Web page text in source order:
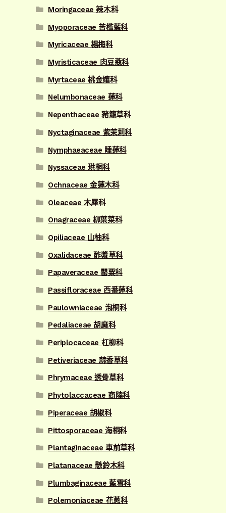
Moringaceae 辣木科
Myoporaceae 苦檻藍科
Myricaceae 楊梅科
Myristicaceae 肉豆蔻科
Myrtaceae 桃金孃科
Nelumbonaceae 蓮科
Nepenthaceae 豬籠草科
Nyctaginaceae 紫茉莉科
Nymphaeaceae 睡蓮科
Nyssaceae 珙桐科
Ochnaceae 金蓮木科
Oleaceae 木犀科
Onagraceae 柳葉菜科
Opiliaceae 山柚科
Oxalidaceae 酢漿草科
Papaveraceae 罌粟科
Passifloraceae 西番蓮科
Paulowniaceae 泡桐科
Pedaliaceae 胡麻科
Periplocaceae 杠柳科
Petiveriaceae 蒜香草科
Phrymaceae 透骨草科
Phytolaccaceae 商陸科
Piperaceae 胡椒科
Pittosporaceae 海桐科
Plantaginaceae 車前草科
Platanaceae 懸鈴木科
Plumbaginaceae 藍雪科
Polemoniaceae 花蔥科